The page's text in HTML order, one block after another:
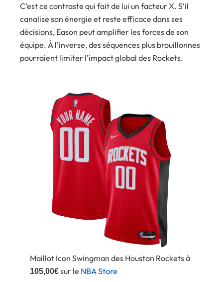
C’est ce contraste qui fait de lui un facteur X. S’il
canalise son énergie et reste efficace dans ses
décisions, Eason peut amplifier les forces de son
équipe. À l’inverse, des séquences plus brouillonnes
pourraient limiter l’impact global des Rockets.
Maillot Icon Swingman des Houston Rockets à
105,00€sur le NBA Store